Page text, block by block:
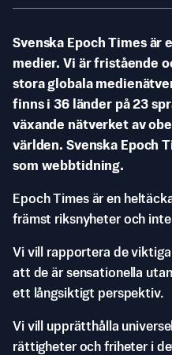
Svenska Epoch Times är
medier. Vi är fristående
stora globala
finns i 36 länder på 23
växande nätverket av
världen. Svenska Epoch
som webbtidning.
Epoch Times är en
främst riksnyheter och
Vi vill rapportera de
att de är sensationella
ett långsiktigt perspektiv.
Vi vill upprätthålla
rättigheter och friheter i